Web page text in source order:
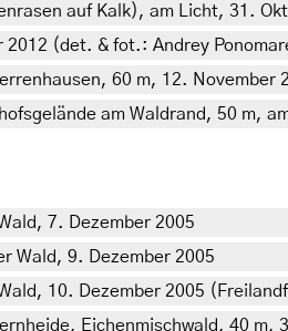
auf Kalk), am Licht, 31.
(det. & fot.: Andrey
60 m, 12. November
am Waldrand, 50 m,
7. Dezember 2005
Wald, 9. Dezember 2005
10. Dezember 2005
Eichenmischwald, 40 m,